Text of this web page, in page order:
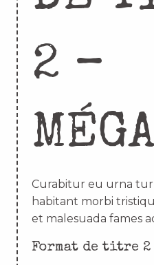
2 –
Curabitur eu urna
habitant morbi
et malesuada fames
Format de titre 2